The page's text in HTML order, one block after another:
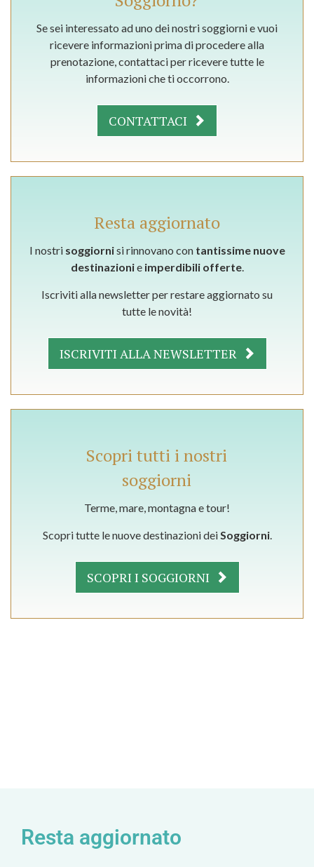
Se sei interessato ad uno dei nostri soggiorni e vuoi
ricevere informazioni prima di procedere alla
prenotazione, contattaci per ricevere tutte le
informazioni che ti occorrono.
CONTATTACI
Resta aggiornato
I nostri soggiornisi rinnovano con tantissime nuove
destinazionie imperdibili offerte.
Iscriviti alla newsletter per restare aggiornato su
tutte le novità!
ISCRIVITI ALLA NEWSLETTER
Scopri tutti i nostri
soggiorni
Terme, mare, montagna e tour!
Scopri tutte le nuove destinazioni deiSoggiorni.
SCOPRI I SOGGIORNI
Resta aggiornato